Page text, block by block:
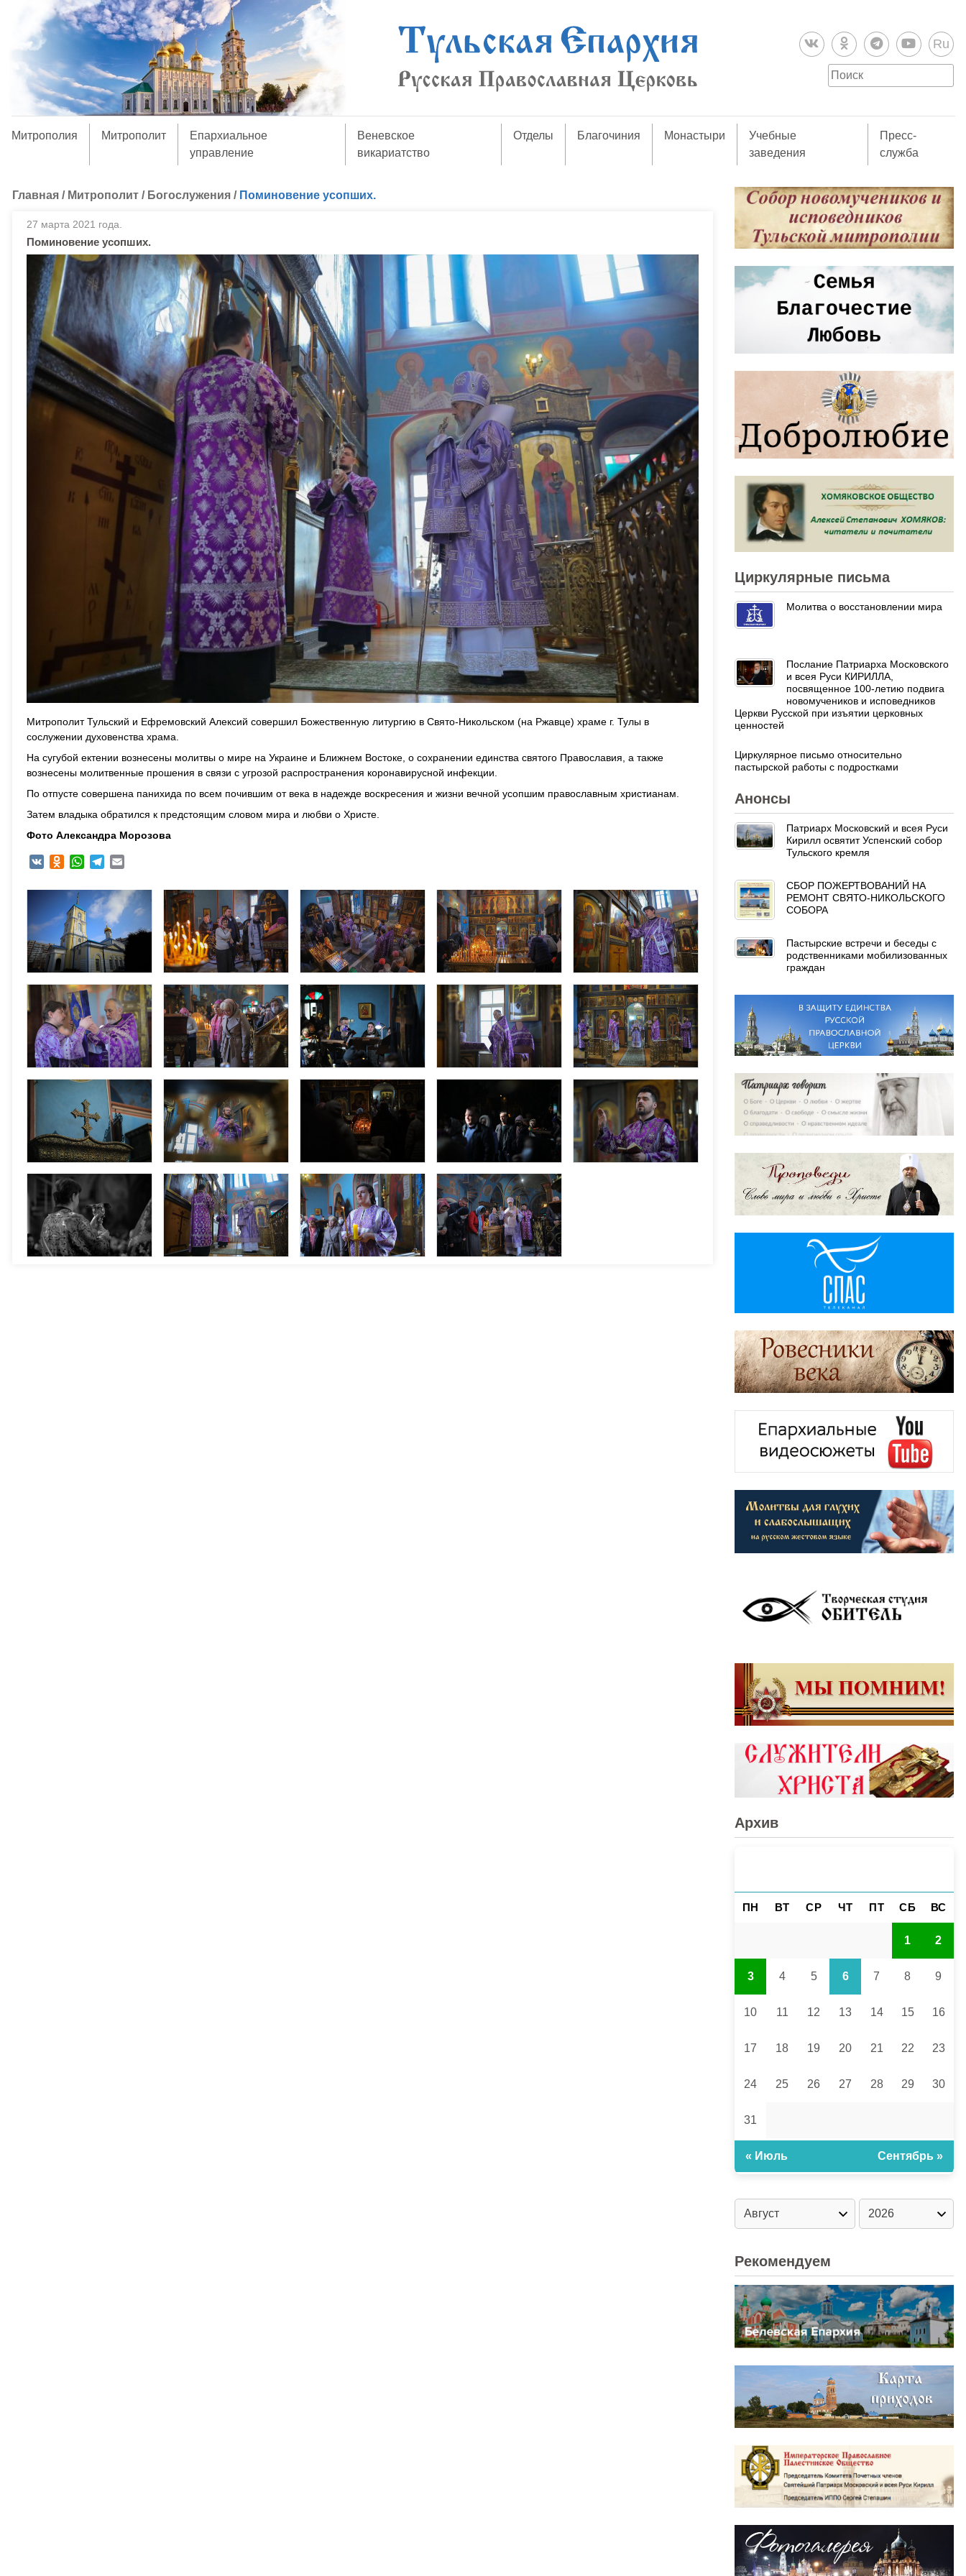
Ru
Митрополия Митрополит
Епархиальное
управление
Веневское
викариатство
Отделы Благочиния Монастыри
Учебные
заведения
Пресс-
служба
Главная / Митрополит / Богослужения / Поминовение усопших.
27 марта 2021 года.
Поминовение усопших.
Митрополит Тульский и Ефремовский Алексий совершил Божественную литургию в Свято-Никольском (на Ржавце) храме г. Тулы в
сослужении духовенства храма.
На сугубой ектении вознесены молитвы о мире на Украине и Ближнем Востоке, о сохранении единства святого Православия, а также
вознесены молитвенные прошения в связи с угрозой распространения коронавирусной инфекции.
По отпусте совершена панихида по всем почившим от века в надежде воскресения и жизни вечной усопшим православным христианам.
Затем владыка обратился к предстоящим словом мира и любви о Христе.
Фото Александра Морозова
VK Odnoklassniki
WhatsAppTelegram
Циркулярные письма
Молитва о восстановлении мира
Послание Патриарха Московского
и всея Руси КИРИЛЛА,
посвященное 100-летию подвига
новомучеников и исповедников
Церкви Русской при изъятии церковных
ценностей
Циркулярное письмо относительно
пастырской работы с подростками
Анонсы
Патриарх Московский и всея Руси
Кирилл освятит Успенский собор
Тульского кремля
СБОР ПОЖЕРТВОВАНИЙ НА
РЕМОНТ СВЯТО-НИКОЛЬСКОГО
СОБОРА
Пастырские встречи и беседы с
родственниками мобилизованных
граждан
Архив
ПН ВТ СР ЧТ ПТ СБ ВС
1 2
3 4 5 6 7 8 9
10 11 12 13 14 15 16
17 18 19 20 21 22 23
24 25 26 27 28 29 30
31
« Июль Сентябрь »
Рекомендуем